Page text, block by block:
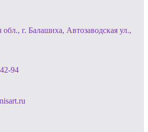
обл., г. Балашиха, Автозаводская ул.,
94